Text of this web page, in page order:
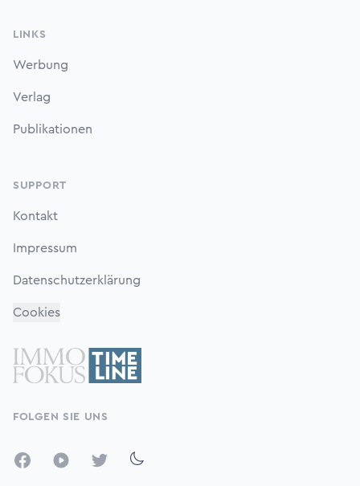
LINKS
Werbung
Verlag
Publikationen
SUPPORT
Kontakt
Impressum
Datenschutzerklärung
Cookies
FOLGEN SIE UNS
FacebookYouTubeTwitter